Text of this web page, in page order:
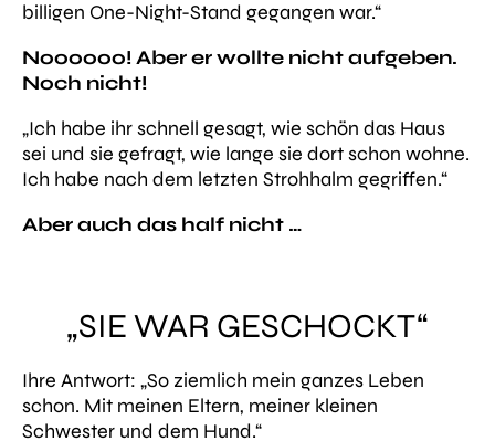
billigen One-Night-Stand gegangen war.“
Noooooo! Aber er wollte nicht aufgeben.
Noch nicht!
„Ich habe ihr schnell gesagt, wie schön das Haus
sei und sie gefragt, wie lange sie dort schon wohne.
Ich habe nach dem letzten Strohhalm gegriffen.“
Aber auch das half nicht …
„SIE WAR GESCHOCKT“
Ihre Antwort: „So ziemlich mein ganzes Leben
schon. Mit meinen Eltern, meiner kleinen
Schwester und dem Hund.“